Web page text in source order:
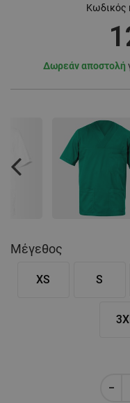
Κωδικός
Δωρεάν αποστολή
Previous
Μέγεθος
XS S